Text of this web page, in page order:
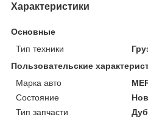
Характеристики
Основные
Тип техники
Пользовательские
Марка авто
Состояние
Тип запчасти